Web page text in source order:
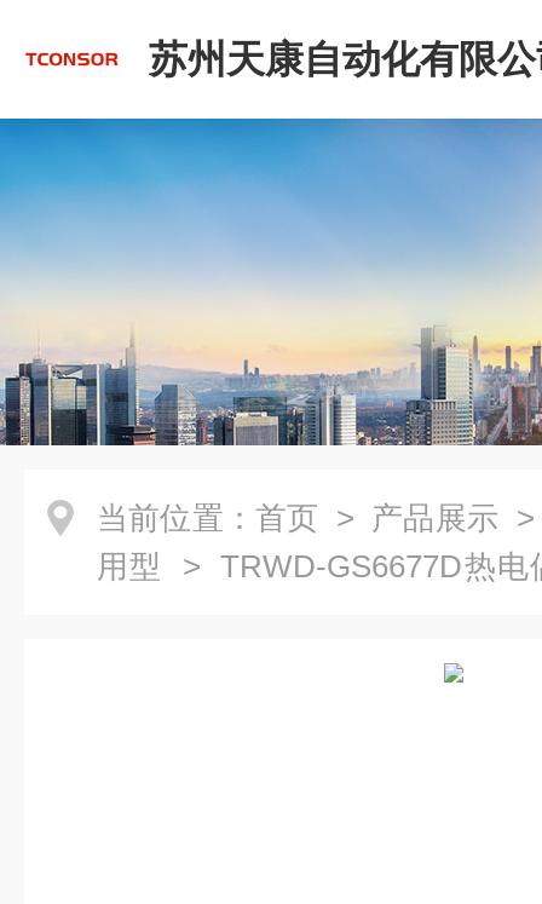
苏州天康自动化有限
当前位置： 首页 > 产品展示
用型
> TRWD-GS6677D热